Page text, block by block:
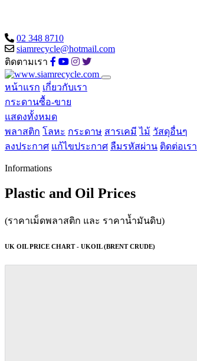
02 348 8710
siamrecycle@hotmail.com
ติดตามเรา
หน้าแรก เกี่ยวกับเรา
กระดานซื้อ-ขาย
แสดงทั้งหมด
พลาสติก โลหะ กระดาษ สารเคมี ไม้ วัสดุอื่นๆ
ลงประกาศ แก้ไขประกาศ ลืมรหัสผ่าน ติดต่อเรา
Informations
Plastic and Oil Prices
(ราคาเม็ดพลาสติก และ ราคาน้ำมันดิบ)
UK OIL PRICE CHART - UKOIL (BRENT CRUDE)